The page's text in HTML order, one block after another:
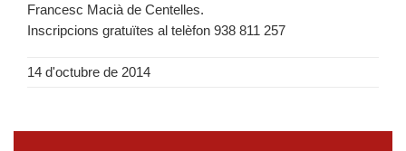
Francesc Macià de Centelles.
Inscripcions gratuïtes al telèfon 938 811 257
14 d'octubre de 2014